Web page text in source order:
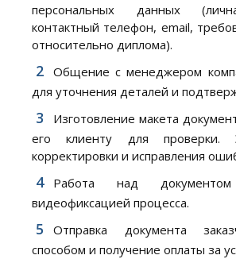
персональных данных
контактный телефон, email,
относительно диплома).
Общение с менеджером
для уточнения деталей и
Изготовление макета
его клиенту для
корректировки и исправления
Работа над
видеофиксацией процесса.
Отправка документа
способом и получение оплаты за